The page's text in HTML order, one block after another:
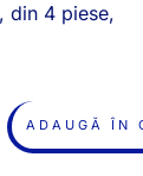
din 4 piese,
ADAUGĂ ÎN